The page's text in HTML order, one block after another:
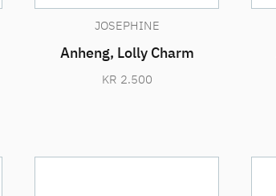
JOSEPHINE
Anheng, Lolly Charm
KR 2.500